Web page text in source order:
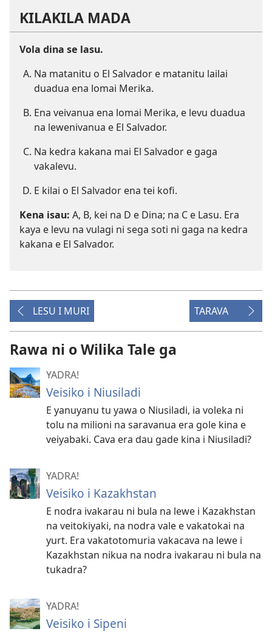
KILAKILA MADA
Vola dina se lasu.
Na matanitu o El Salvador e matanitu lailai
duadua ena lomai Merika.
Ena veivanua ena lomai Merika, e levu duadua
na lewenivanua e El Salvador.
Na kedra kakana mai El Salvador e gaga
vakalevu.
E kilai o El Salvador ena tei kofi.
Kena isau: A, B, kei na D e Dina; na C e Lasu. Era
kaya e levu na vulagi ni sega soti ni gaga na kedra
kakana e El Salvador.
LESU I MURI TARAVA
Rawa ni o Wilika Tale ga
YADRA!
Veisiko i Niusiladi
E yanuyanu tu yawa o Niusiladi, ia voleka ni
tolu na milioni na saravanua era gole kina e
veiyabaki. Cava era dau gade kina i Niusiladi?
YADRA!
Veisiko i Kazakhstan
E nodra ivakarau ni bula na lewe i Kazakhstan
na veitokiyaki, na nodra vale e vakatokai na
yurt. Era vakatotomuria vakacava na lewe i
Kazakhstan nikua na nodra ivakarau ni bula na
tukadra?
YADRA!
Veisiko i Sipeni